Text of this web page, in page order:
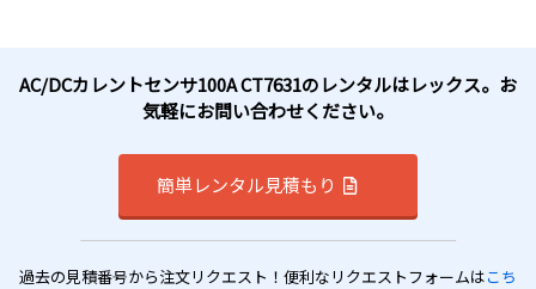
AC/DCカレントセンサ100A CT7631のレンタルはレックス。お
気軽にお問い合わせください。
簡単レンタル見積もり
過去の見積番号から注文リクエスト！便利なリクエストフォームはこち